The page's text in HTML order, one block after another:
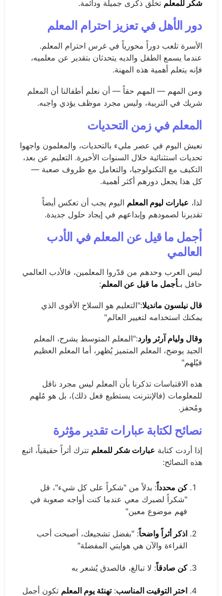
شكر للمعلم تخلق ذكرى جميلة ودائمة.
دور الأهل في تعزيز احترام المعلم
الأسرة تلعب دوراً محورياً في غرس احترام المعلم.
عندما يسمع الطفل والديه يتحدثان بتقدير عن معلميه،
فإنه يتعلم أهمية هذه المهنة.
ومن المهم — المهم حقاً — أن نعلم أطفالنا أن المعلم
شريك في التربية، وليس مجرد موظف يؤدي واجبه.
المعلم في زمن التحديات
نعيش اليوم في عصر مليء بالتحديات، والمعلمون واجهوا
تحديات استثنائية خلال السنوات الأخيرة. التعليم عن بعد،
التكيف مع التكنولوجيا، والتعامل مع ظروف صعبة —
كل هذا يجعل دورهم أكثر أهمية.
لذا، عبارات ليوم المعلم اليوم يجب أن تعكس أيضاً
تقديرنا لصمودهم وإبداعهم في إيجاد حلول جديدة.
أجمل ما قيل عن المعلم في الأدب
العالمي
ليس العرب وحدهم من قدّروا المعلمين، فالأدب العالمي
حافل بـأجمل ما قيل عن المعلم:
قال نيلسون مانديلا:"التعليم هو السلاح الأقوى الذي
يمكنك استخدامه لتغيير العالم"
وقال وليام آرثر وارد:"المعلم المتوسط يشرح، المعلم
الجيد يوضح، المعلم المتميز يُظهر، أما المعلم العظيم
فيُلهم"
هذه الاقتباسات تذكرنا بأن المعلم ليس مجرد ناقل
للمعلومات (فالإنترنت يستطيع فعل ذلك)، بل هو مُلهم
ومُحفز.
نصائح لكتابة عبارات تقدير مؤثرة
إذا أردت كتابة عبارات شكر للمعلم تترك أثراً حقيقياً، اتبع
هذه النصائح:
كن محدداً: بدلاً من "شكراً على كل شيء"، قل
"شكراً لصبرك معي عندما كنت أواجه صعوبة في
فهم موضوع معين"
اذكر أثراً واضحاً: "بفضل تشجيعك، أصبحت أحب
القراءة والآن هي هوايتي المفضلة"
كن صادقاً: لا تبالغ، فالصدق يُشعر به
اختر التوقيت المناسب:تهنئة يوم المعلم تكون أجمل